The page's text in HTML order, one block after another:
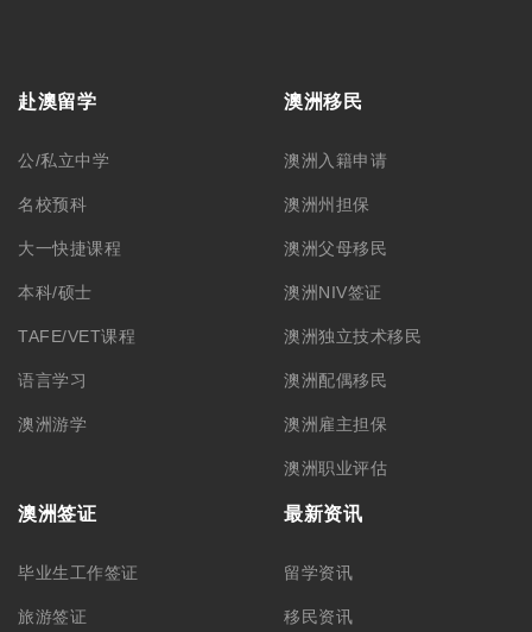
赴澳留学
公/私立中学
名校预科
大一快捷课程
本科/硕士
TAFE/VET课程
语言学习
澳洲游学
澳洲移民
澳洲入籍申请
澳洲州担保
澳洲父母移民
澳洲NIV签证
澳洲独立技术移民
澳洲配偶移民
澳洲雇主担保
澳洲职业评估
澳洲签证
毕业生工作签证
旅游签证
最新资讯
留学资讯
移民资讯